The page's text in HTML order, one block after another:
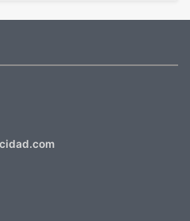
últimas